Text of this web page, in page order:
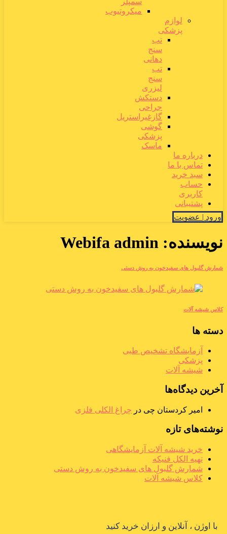
میکروتیوب
لوازم
پزشکی
تب
سنج
دهانی
تب
سنج
لیزری
دستکش
جراحی
گازغیراستریل
گوشی
پزشکی
ماسک
درباره ما
تماس با ما
سبد خرید
حساب
کاربری
پشتیبانی
ورود | عضویت
نویسنده: Webifa admin
شمارش گلبول های سفیدخون به روش دستی
کلاس شیشه آلات
دسته ها
آزمایشگاه تشخیص طبی
پزشکی
شیشه آلات
آخرین دیدگاه‌ها
امیر کردستان چی در چراغ الکلی فلزی
نوشته‌های تازه
خرید شیشه آلات آزمایشگاهی
تهیه الکل فنیکه
شمارش گلبول های سفیدخون به روش دستی
کلاس شیشه آلات
با اوژن ، آنلاین و ارزان خرید کنید